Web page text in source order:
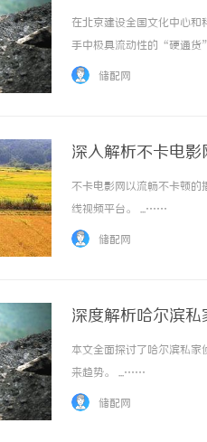
在北京建设全国文化中心
手中极具流动性的“硬通货
资源正通过资产证券化（
储配网
深入解析不卡电
不卡电影网以流畅不卡顿的
线视频平台。 ...……
储配网
深度解析哈尔滨
本文全面探讨了哈尔滨私
来趋势。 ...……
储配网
2026年，西安纸箱包装定制生产厂
才是你的优质之选？